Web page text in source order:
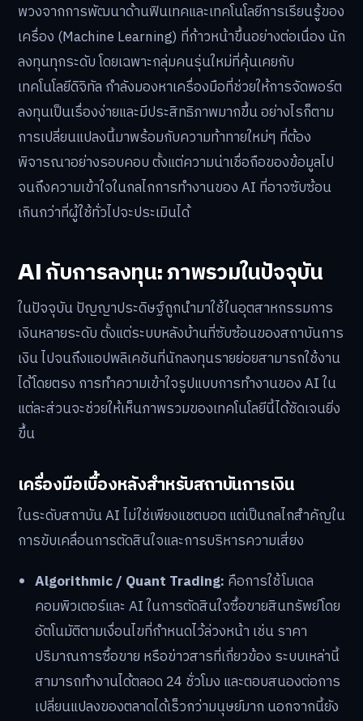
พวงจากการพัฒนาด้านฟินเทคและเทคโนโลยีการเรียนรู้ของ
เครื่อง (Machine Learning) ที่ก้าวหน้าขึ้นอย่างต่อเนื่อง นัก
ลงทุนทุกระดับ โดยเฉพาะกลุ่มคนรุ่นใหม่ที่คุ้นเคยกับ
เทคโนโลยีดิจิทัล กำลังมองหาเครื่องมือที่ช่วยให้การจัดพอร์ต
ลงทุนเป็นเรื่องง่ายและมีประสิทธิภาพมากขึ้น อย่างไรก็ตาม
การเปลี่ยนแปลงนี้มาพร้อมกับความท้าทายใหม่ๆ ที่ต้อง
พิจารณาอย่างรอบคอบ ตั้งแต่ความน่าเชื่อถือของข้อมูลไป
จนถึงความเข้าใจในกลไกการทำงานของ AI ที่อาจซับซ้อน
เกินกว่าที่ผู้ใช้ทั่วไปจะประเมินได้
AI กับการลงทุน: ภาพรวมในปัจจุบัน
ในปัจจุบัน ปัญญาประดิษฐ์ถูกนำมาใช้ในอุตสาหกรรมการ
เงินหลายระดับ ตั้งแต่ระบบหลังบ้านที่ซับซ้อนของสถาบันการ
เงิน ไปจนถึงแอปพลิเคชันที่นักลงทุนรายย่อยสามารถใช้งาน
ได้โดยตรง การทำความเข้าใจรูปแบบการทำงานของ AI ใน
แต่ละส่วนจะช่วยให้เห็นภาพรวมของเทคโนโลยีนี้ได้ชัดเจนยิ่ง
ขึ้น
เครื่องมือเบื้องหลังสำหรับสถาบันการเงิน
ในระดับสถาบัน AI ไม่ใช่เพียงแชตบอต แต่เป็นกลไกสำคัญใน
การขับเคลื่อนการตัดสินใจและการบริหารความเสี่ยง
Algorithmic / Quant Trading: คือการใช้โมเดล
คอมพิวเตอร์และ AI ในการตัดสินใจซื้อขายสินทรัพย์โดย
อัตโนมัติตามเงื่อนไขที่กำหนดไว้ล่วงหน้า เช่น ราคา
ปริมาณการซื้อขาย หรือข่าวสารที่เกี่ยวข้อง ระบบเหล่านี้
สามารถทำงานได้ตลอด 24 ชั่วโมง และตอบสนองต่อการ
เปลี่ยนแปลงของตลาดได้เร็วกว่ามนุษย์มาก นอกจากนี้ยัง